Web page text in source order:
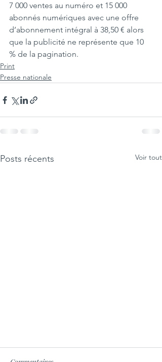
7 000 ventes au numéro et 15 000
abonnés numériques avec une offre
d’abonnement intégral à 38,50 € alors
que la publicité ne représente que 10
% de la pagination.
Print
Presse nationale
Posts récents Voir tout